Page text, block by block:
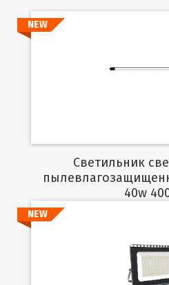
NEW
Светильник светодиодный
40w
NEW